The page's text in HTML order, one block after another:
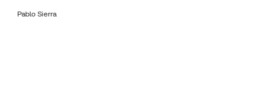
Pablo Sierra